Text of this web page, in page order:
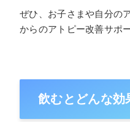
ぜひ、お子さまや自分の
からのアトピー改善サポ
飲むとどんな効